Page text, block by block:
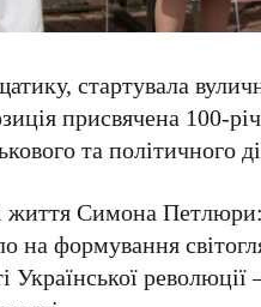
, стартувала
присвячена 100-
та політичного
життя Симона
формування
Української